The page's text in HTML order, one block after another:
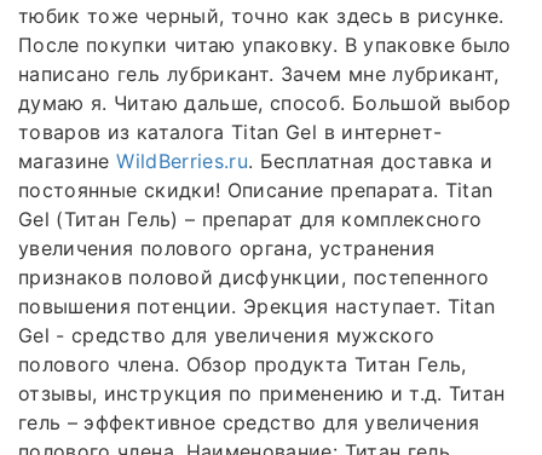
тюбик тоже черный, точно как здесь в рисунке.
После покупки читаю упаковку. В упаковке было
написано гель лубрикант. Зачем мне лубрикант,
думаю я. Читаю дальше, способ. Большой выбор
товаров из каталога Titan Gel в интернет-
магазинеWildBerries.ru. Бесплатная доставка и
постоянные скидки! Описание препарата. Titan
Gel (Титан Гель) – препарат для комплексного
увеличения полового органа, устранения
признаков половой дисфункции, постепенного
повышения потенции. Эрекция наступает. Titan
Gel - средство для увеличения мужского
полового члена. Обзор продукта Титан Гель,
отзывы, инструкция по применению и т.д. Титан
гель – эффективное средство для увеличения